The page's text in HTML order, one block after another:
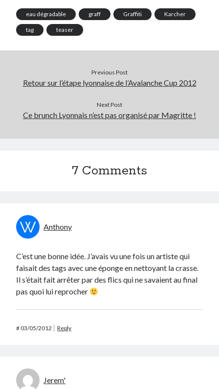
Tavukoi
Vidéos
eau dégradable graff Graffiti Karcher
tag teaser
Previous Post
Retour sur l’étape lyonnaise de l’Avalanche Cup 2012
Next Post
Ce brunch Lyonnais n’est pas organisé par Magritte !
7 Comments
Anthony
C’est une bonne idée. J’avais vu une fois un artiste qui
faisait des tags avec une éponge en nettoyant la crasse.
Il s’était fait arrêter par des flics qui ne savaient au final
pas quoi lui reprocher
#03/05/2012 Reply
Jerem'